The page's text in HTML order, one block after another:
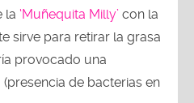
la ‘Muñequita Milly’ con la
sirve para retirar la grasa
provocado una
de bacterias en